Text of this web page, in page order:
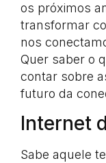
os próximos
transformar
nos
Quer saber o
contar sobre
futuro da
Internet
Sabe aquele